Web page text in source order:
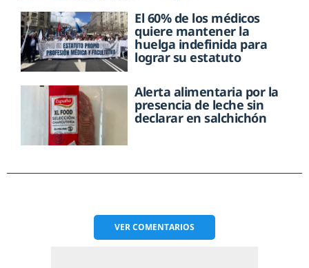
El 60% de los médicos
quiere mantener la
huelga indefinida para
lograr su estatuto
Alerta alimentaria por la
presencia de leche sin
declarar en salchichón
VERCOMENTARIOS